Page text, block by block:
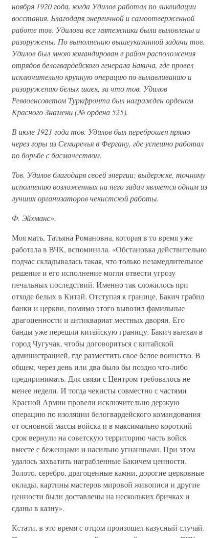
ноября 1920 года, когда Удилов работал по ликвидации
восстания. Благодаря энергичной и самоотверженной
работе тов. Удилова все мятежники были выловлены и
разоружены. По выполнению вышеуказанной задачи тов.
Удилов был мною командирован в район расположения
отрядов белогвардейского генерала Бакича, где провел
исключительно крупную операцию по вылавливанию и
разоружению белых шаек, за что тов. Удилов
Реввоенсоветом Туркфронта был награжден орденом
Красного Знамени (№ ордена 525).
В июле 1921 года тов. Удилов был переброшен прямо
через горы из Семиречья в Фергану, где успешно работал
по борьбе с басмачеством.
Тов. Удилов благодаря своей энергии; выдержке, точному
исполнению возложенных на него задач является одним из
лучших организаторов чекистской работы.
Ф. Эйхманс».
Моя мать, Татьяна Романовна, которая в то время уже
работала в ВЧК, вспоминала. «Обстановка действительно
подчас складывалась такая, что только незамедлительное
решение и его исполнение могли отвести угрозу
печальных последствий. Именно так сложилось при
отходе белых в Китай. Отступая к границе, Бакич грабил
банки и церкви, помимо этого вывозил фамильные
драгоценности и антиквариат местных дворян. Его
банды уже перешли китайскую границу. Бакич выехал в
город Чугучак, чтобы договориться с китайской
администрацией, где разместить свое белое воинство. В
общем, через день или два было бы поздно что-либо
предпринимать. Для связи с Центром требовалось не
менее недели. И тогда чекисты совместно с частями
Красной Армии провели исключительно дерзкую
операцию по изоляции белогвардейского командования
от основной массы войска и в максимально короткий
срок вернули на советскую территорию часть войск
вместе с беженцами и насильно угнанными. При этом
удалось захватить награбленные Бакичем ценности.
Золото, серебро, драгоценные камни, дорогие церковные
оклады, картины мастеров мировой живописи и другие
ценности были доставлены на нескольких бричках и
сданы в казну».
Кстати, в это время с отцом произошел казусный случай.